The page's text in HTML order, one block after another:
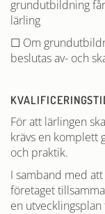
grundutbildning
lärling
☐ Om
beslutas av- och
För att lärlingen
krävs en komplett
och praktik.
I samband med
företaget
en